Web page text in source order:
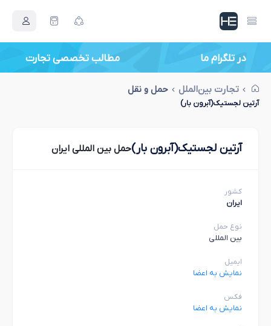
در تلگرام ما مطالب تخصصی تجارت
تجارت بین‌الملل حمل و نقل
آرتین لجستیک(آبرون بار)
آرتین لجستیک(آبرون بار)حمل بین المللی ایران
کشور
ایران
نوع حمل
بین المللی
ایمیل
نمایش به اعضا
فکس
نمایش به اعضا